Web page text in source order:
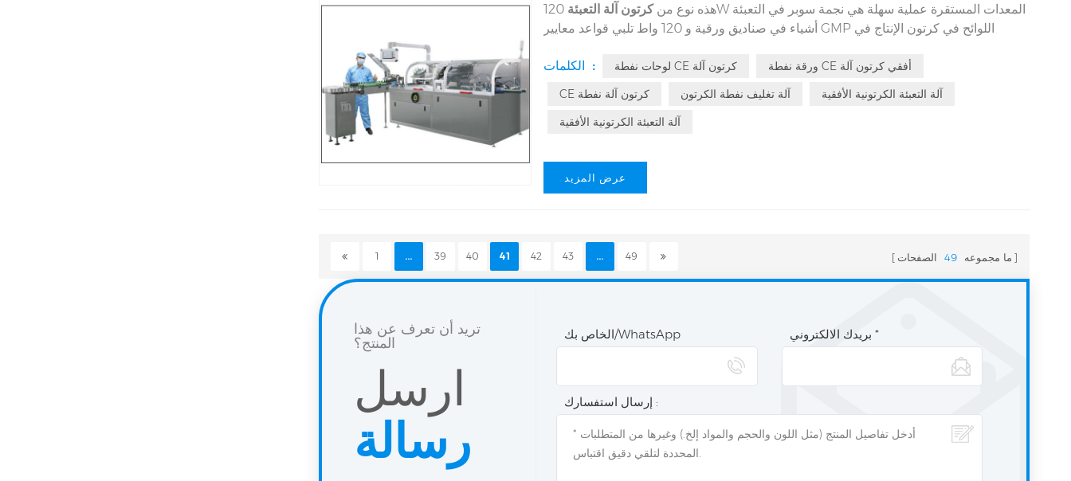
هذه نوع من كرتون آلة التعبئة 120W المعدات المستقرة عملية سهلة هي نجمة سوبر في التعبئة
أشياء في صناديق ورقية و 120 واط تلبي قواعد معايير GMP اللوائح في كرتون الإنتاج في
الكلمات : لوحات نفطة CE كرتون آلة
ورقة نفطة CE أفقي كرتون آلة
CE كرتون آلة نفطة
آلة تغليف نفطة الكرتون
آلة التعبئة الكرتونية الأفقية
آلة التعبئة الكرتونية الأفقية
عرض المزيد
1 ... 39 40 41 42 43 ... 49 ما مجموعه 49 الصفحات
تريد أن تعرف عن هذا
المنتج؟
ارسل
رسالة
الخاص بك/WhatsApp بريدك الالكتروني *
إرسال استفسارك :